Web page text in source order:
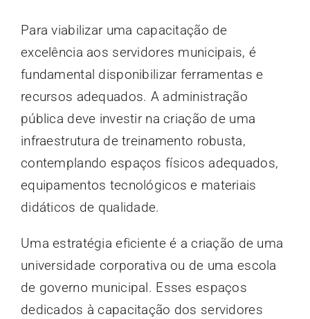
Para viabilizar uma capacitação de
excelência aos servidores municipais, é
fundamental disponibilizar ferramentas e
recursos adequados. A administração
pública deve investir na criação de uma
infraestrutura de treinamento robusta,
contemplando espaços físicos adequados,
equipamentos tecnológicos e materiais
didáticos de qualidade.
Uma estratégia eficiente é a criação de uma
universidade corporativa ou de uma escola
de governo municipal. Esses espaços
dedicados à capacitação dos servidores